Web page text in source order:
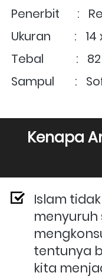
Penerbit      :
Ukuran        :
Tebal           :
Sampul       :
Kenapa
Islam
menyuruh
tentunya
kita